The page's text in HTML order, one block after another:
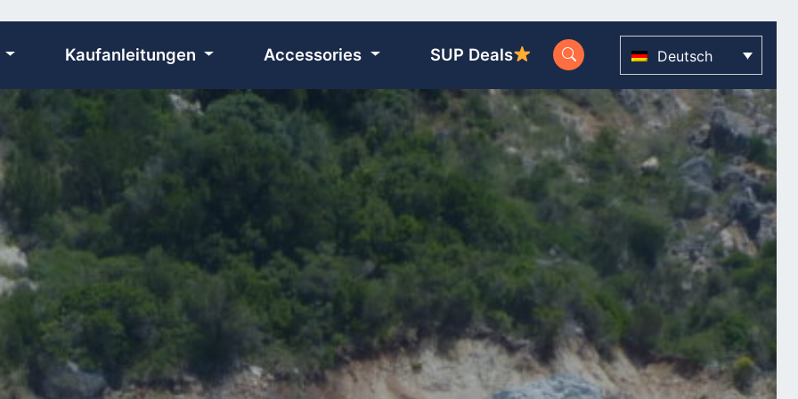
Kaufanleitungen Accessories SUP Deals Deutsch